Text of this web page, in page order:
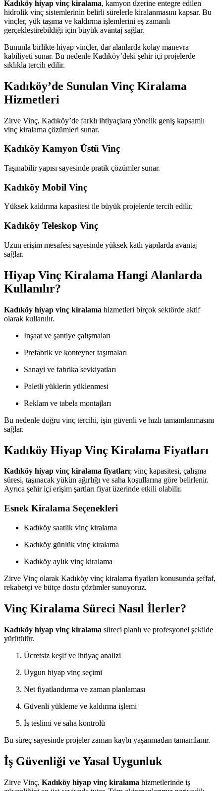
Kadıköy hiyap vinç kiralama, kamyon üzerine entegre edilen
hidrolik vinç sistemlerinin belirli sürelerle kiralanmasını kapsar. Bu
vinçler, yük taşıma ve kaldırma işlemlerini eş zamanlı
gerçekleştirebildiği için büyük avantaj sağlar.
Bununla birlikte hiyap vinçler, dar alanlarda kolay manevra
kabiliyeti sunar. Bu nedenle Kadıköy’deki şehir içi projelerde
sıklıkla tercih edilir.
Kadıköy’de Sunulan Vinç Kiralama
Hizmetleri
Zirve Vinç, Kadıköy’de farklı ihtiyaçlara yönelik geniş kapsamlı
vinç kiralama çözümleri sunar.
Kadıköy Kamyon Üstü Vinç
Taşınabilir yapısı sayesinde pratik çözümler sunar.
Kadıköy Mobil Vinç
Yüksek kaldırma kapasitesi ile büyük projelerde tercih edilir.
Kadıköy Teleskop Vinç
Uzun erişim mesafesi sayesinde yüksek katlı yapılarda avantaj
sağlar.
Hiyap Vinç Kiralama Hangi Alanlarda
Kullanılır?
Kadıköy hiyap vinç kiralama hizmetleri birçok sektörde aktif
olarak kullanılır.
İnşaat ve şantiye çalışmaları
Prefabrik ve konteyner taşımaları
Sanayi ve fabrika sevkiyatları
Paletli yüklerin yüklenmesi
Reklam ve tabela montajları
Bu nedenle doğru vinç tercihi, işin güvenli ve hızlı tamamlanmasını
sağlar.
Kadıköy Hiyap Vinç Kiralama Fiyatları
Kadıköy hiyap vinç kiralama fiyatları; vinç kapasitesi, çalışma
süresi, taşınacak yükün ağırlığı ve saha koşullarına göre belirlenir.
Ayrıca şehir içi erişim şartları fiyat üzerinde etkili olabilir.
Esnek Kiralama Seçenekleri
Kadıköy saatlik vinç kiralama
Kadıköy günlük vinç kiralama
Kadıköy aylık vinç kiralama
Zirve Vinç olarak Kadıköy vinç kiralama fiyatları konusunda şeffaf,
rekabetçi ve bütçe dostu çözümler sunuyoruz.
Vinç Kiralama Süreci Nasıl İlerler?
Kadıköy hiyap vinç kiralama süreci planlı ve profesyonel şekilde
yürütülür.
Ücretsiz keşif ve ihtiyaç analizi
Uygun hiyap vinç seçimi
Net fiyatlandırma ve zaman planlaması
Güvenli yükleme ve kaldırma işlemi
İş teslimi ve saha kontrolü
Bu süreç sayesinde projeler zaman kaybı yaşanmadan tamamlanır.
İş Güvenliği ve Yasal Uygunluk
Zirve Vinç, Kadıköy hiyap vinç kiralama hizmetlerinde iş